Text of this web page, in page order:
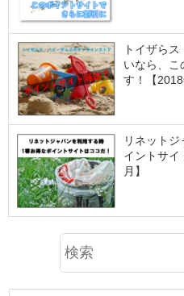
トイザら
いなら、こ
す！【2018
リネット
イントサイ
月】